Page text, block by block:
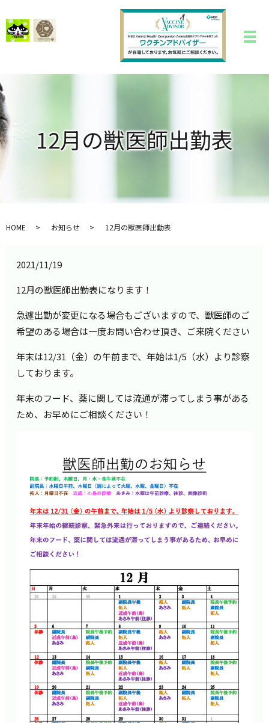
12月の獣医師出勤表
HOME お知らせ 12月の獣医師出勤表
2021/11/19
12月の獣医師出勤表になります！
急遽出勤が変更になる場合もございますので、獣医師のご
希望のある場合は一度お問い合わせ頂き、ご来院ください
年末は12/31 （金）の午前まで、年始は1/5 （水）より診察
しております。
年末のフード、薬に関しては流通が滞ってしまう事がある
ため、お早めにご相談ください！